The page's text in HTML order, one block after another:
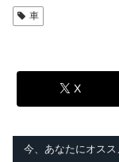
車
X
今、あなたにオス